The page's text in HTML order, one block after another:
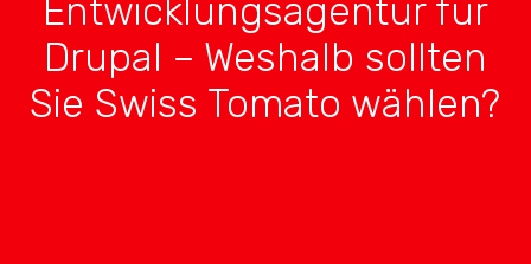
Entwicklungsagentur für
Drupal – Weshalb sollten
Sie Swiss Tomato wählen?